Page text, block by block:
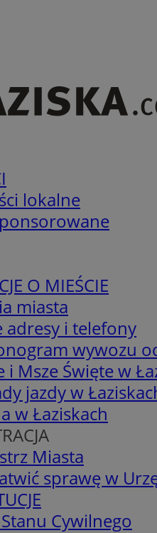
lokalne
O MIEŚCIE
miasta
adresy i telefony
wywozu
i Msze Święte w
jazdy w
w Łaziskach
Miasta
sprawę w
Cywilnego